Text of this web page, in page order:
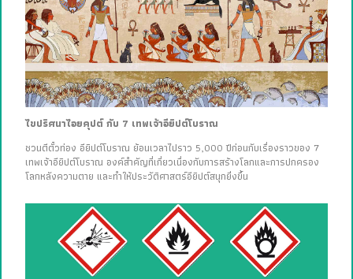
ไขปริศนาไอยคุปต์ กับ 7 เทพเจ้าอียิปต์โบราณ
ชวนตีตั๋วท่อง อียิปต์โบราณ ย้อนเวลาไปราว 5,000 ปีก่อนกับเรื่องราวของ 7
เทพเจ้าอียิปต์โบราณ องค์สำคัญที่เกี่ยวเนื่องกับการสร้างโลกและการปกครอง
โลกหลังความตาย และทำให้ประวัติศาสตร์อียิปต์สนุกยิ่งขึ้น